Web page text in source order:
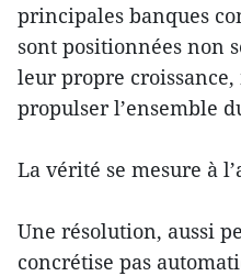
principales banques
sont positionnées non
leur propre croissance,
propulser l’ensemble
La vérité se mesure à
Une résolution, aussi
concrétise pas